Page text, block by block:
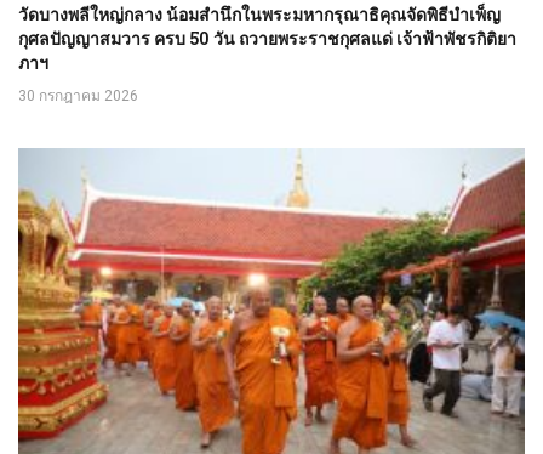
วัดบางพลีใหญ่กลาง น้อมสำนึกในพระมหากรุณาธิคุณจัดพิธีบำเพ็ญ
กุศลปัญญาสมวาร ครบ 50 วัน ถวายพระราชกุศลแด่ เจ้าฟ้าพัชรกิติยา
ภาฯ
30 กรกฎาคม 2026